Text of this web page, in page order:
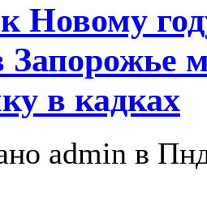
Новому
Запорожье
в кадках
admin в